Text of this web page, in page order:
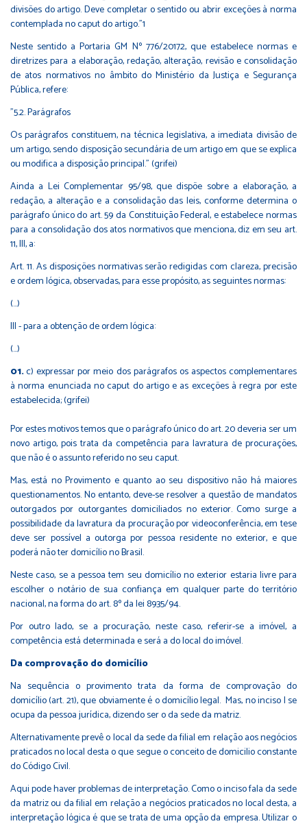
divisões do artigo. Deve completar o sentido ou abrir exceções à norma
contemplada no caput do artigo."1
Neste sentido a Portaria GM Nº 776/20172, que estabelece normas e
diretrizes para a elaboração, redação, alteração, revisão e consolidação
de atos normativos no âmbito do Ministério da Justiça e Segurança
Pública, refere:
"5.2. Parágrafos
Os parágrafos constituem, na técnica legislativa, a imediata divisão de
um artigo, sendo disposição secundária de um artigo em que se explica
ou modifica a disposição principal." (grifei)
Ainda a Lei Complementar 95/98, que dispõe sobre a elaboração, a
redação, a alteração e a consolidação das leis, conforme determina o
parágrafo único do art. 59 da Constituição Federal, e estabelece normas
para a consolidação dos atos normativos que menciona, diz em seu art.
11, III, a:
Art. 11. As disposições normativas serão redigidas com clareza, precisão
e ordem lógica, observadas, para esse propósito, as seguintes normas:
(...)
III - para a obtenção de ordem lógica:
(...)
c) expressar por meio dos parágrafos os aspectos complementares
à norma enunciada no caput do artigo e as exceções à regra por este
estabelecida; (grifei)
Por estes motivos temos que o parágrafo único do art. 20 deveria ser um
novo artigo, pois trata da competência para lavratura de procurações,
que não é o assunto referido no seu caput.
Mas, está no Provimento e quanto ao seu dispositivo não há maiores
questionamentos. No entanto, deve-se resolver a questão de mandatos
outorgados por outorgantes domiciliados no exterior. Como surge a
possibilidade da lavratura da procuração por videoconferência, em tese
deve ser possível a outorga por pessoa residente no exterior, e que
poderá não ter domicílio no Brasil.
Neste caso, se a pessoa tem seu domicílio no exterior estaria livre para
escolher o notário de sua confiança em qualquer parte do território
nacional, na forma do art. 8º da lei 8935/94.
Por outro lado, se a procuração, neste caso, referir-se a imóvel, a
competência está determinada e será a do local do imóvel.
Da comprovação do domicílio
Na sequência o provimento trata da forma de comprovação do
domicílio (art. 21), que obviamente é o domicílio legal. Mas, no inciso I se
ocupa da pessoa jurídica, dizendo ser o da sede da matriz.
Alternativamente prevê o local da sede da filial em relação aos negócios
praticados no local desta o que segue o conceito de domicilio constante
do Código Civil.
Aqui pode haver problemas de interpretação. Como o inciso fala da sede
da matriz ou da filial em relação a negócios praticados no local desta, a
interpretação lógica é que se trata de uma opção da empresa. Utilizar o